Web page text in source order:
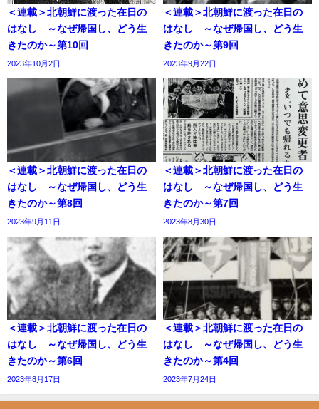
＜連載＞北朝鮮に渡った在日の
はなし ～なぜ帰国し、どう生
きたのか～第10回
2023年10月2日
＜連載＞北朝鮮に渡った在日の
はなし ～なぜ帰国し、どう生
きたのか～第9回
2023年9月22日
＜連載＞北朝鮮に渡った在日の
はなし ～なぜ帰国し、どう生
きたのか～第8回
2023年9月11日
＜連載＞北朝鮮に渡った在日の
はなし ～なぜ帰国し、どう生
きたのか～第7回
2023年8月30日
＜連載＞北朝鮮に渡った在日の
はなし ～なぜ帰国し、どう生
きたのか～第6回
2023年8月17日
＜連載＞北朝鮮に渡った在日の
はなし ～なぜ帰国し、どう生
きたのか～第4回
2023年7月24日